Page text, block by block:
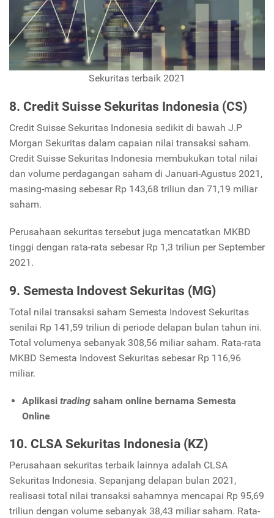
Sekuritas terbaik 2021
8. Credit Suisse Sekuritas Indonesia (CS)
Credit Suisse Sekuritas Indonesia sedikit di bawah J.P
Morgan Sekuritas dalam capaian nilai transaksi saham.
Credit Suisse Sekuritas Indonesia membukukan total nilai
dan volume perdagangan saham di Januari-Agustus 2021,
masing-masing sebesar Rp 143,68 triliun dan 71,19 miliar
saham.
Perusahaan sekuritas tersebut juga mencatatkan MKBD
tinggi dengan rata-rata sebesar Rp 1,3 triliun per September
2021.
9. Semesta Indovest Sekuritas (MG)
Total nilai transaksi saham Semesta Indovest Sekuritas
senilai Rp 141,59 triliun di periode delapan bulan tahun ini.
Total volumenya sebanyak 308,56 miliar saham. Rata-rata
MKBD Semesta Indovest Sekuritas sebesar Rp 116,96
miliar.
Aplikasi trading saham online bernama Semesta
Online
10. CLSA Sekuritas Indonesia (KZ)
Perusahaan sekuritas terbaik lainnya adalah CLSA
Sekuritas Indonesia. Sepanjang delapan bulan 2021,
realisasi total nilai transaksi sahamnya mencapai Rp 95,69
triliun dengan volume sebanyak 38,43 miliar saham. Rata-